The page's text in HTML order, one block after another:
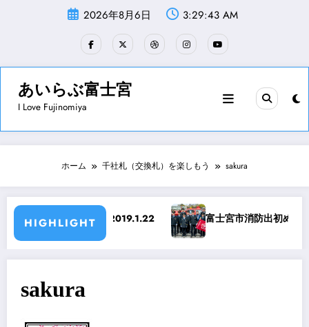
へ
2026年8月6日 3:29:43 AM
あいらぶ富士宮
I Love Fujinomiya
ホーム 千社札（交換札）を楽しもう sakura
HIGHLIGHT
文化財防火訓練 2019.1.22 富士宮市消防出初め式 平成
sakura